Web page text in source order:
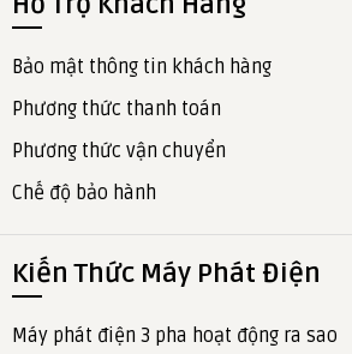
Bảo mật thông tin khách hàng
Phương thức thanh toán
Phương thức vận chuyển
Chế độ bảo hành
Kiến Thức Máy Phát Điện
Máy phát điện 3 pha hoạt động ra sao